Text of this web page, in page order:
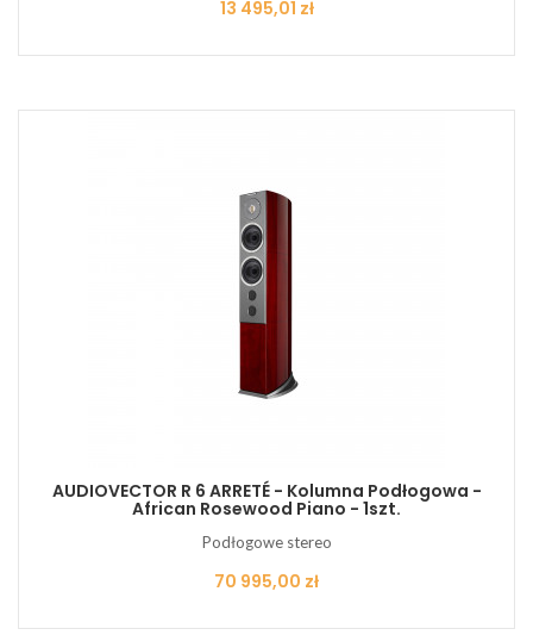
Cena
13 495,01 zł
AUDIOVECTOR R 6 ARRETÉ - Kolumna Podłogowa -
African Rosewood Piano - 1szt.
Podłogowe stereo
Cena
70 995,00 zł